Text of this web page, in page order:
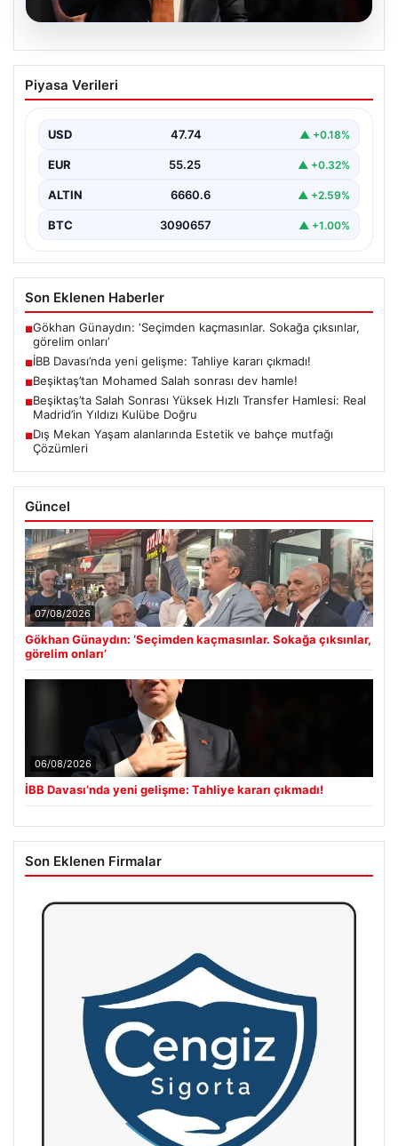
06.08.2026
İBB Davası’nda yeni gelişme: Tahliye
kararı çıkmadı!
Piyasa Verileri
USD 47.74 ▲ +0.18%
EUR 55.25 ▲ +0.32%
ALTIN 6660.6 ▲ +2.59%
BTC 3090657 ▲ +1.00%
Son Eklenen Haberler
■Gökhan Günaydın: ‘Seçimden kaçmasınlar. Sokağa çıksınlar,
görelim onları’
■İBB Davası’nda yeni gelişme: Tahliye kararı çıkmadı!
■Beşiktaş’tan Mohamed Salah sonrası dev hamle!
■Beşiktaş’ta Salah Sonrası Yüksek Hızlı Transfer Hamlesi: Real
Madrid’in Yıldızı Kulübe Doğru
■Dış Mekan Yaşam alanlarında Estetik ve bahçe mutfağı
Çözümleri
Güncel
07/08/2026
Gökhan Günaydın: ‘Seçimden kaçmasınlar. Sokağa çıksınlar,
görelim onları’
06/08/2026
İBB Davası’nda yeni gelişme: Tahliye kararı çıkmadı!
Son Eklenen Firmalar